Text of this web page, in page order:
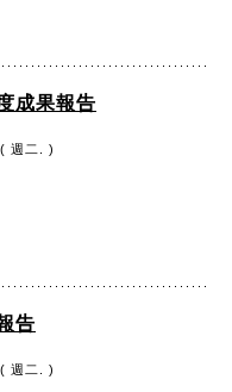
成果報告
週二. )
告
週二. )